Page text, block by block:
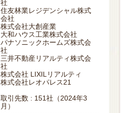
社
住友林業レジデンシャル株式
会社
株式会社大創産業
大和ハウス工業株式会社
パナソニックホームズ株式会
社
三井不動産リアルティ株式会
社
株式会社 LIXILリアルティ
株式会社レオパレス21
取引先数 : 151社（2024年3
月）